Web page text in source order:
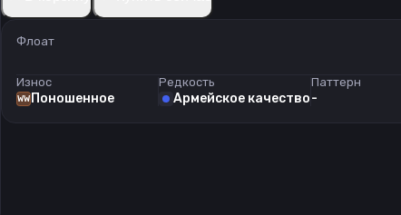
Флоат
Износ
WW Поношенное
Редкость
Армейское качество
Паттерн
-